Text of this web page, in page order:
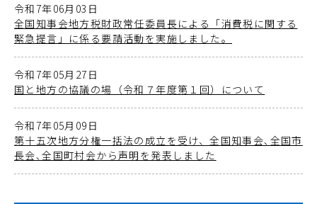
令和7年06月03日
全国知事会地方税財政常任委員長による「消費税に関する
緊急提言」に係る要請活動を実施しました。
令和7年05月27日
国と地方の協議の場（令和７年度第１回）について
令和7年05月09日
第十五次地方分権一括法の成立を受け、全国知事会､全国市
長会､全国町村会から声明を発表しました